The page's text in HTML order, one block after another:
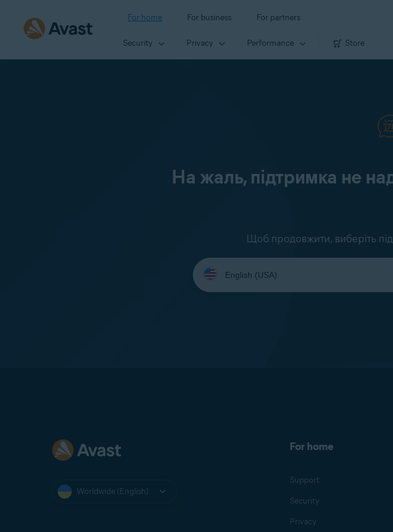
For home For business For partners
Security Privacy Performance Store
На жаль, підтримка не
Щоб продовжити, виберіть
Select
your
language:
Worldwide (English)
For home
Support
Security
Privacy